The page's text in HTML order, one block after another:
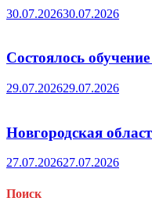
30.07.202630.07.2026
Состоялось
29.07.202629.07.2026
Новгородская
27.07.202627.07.2026
Поиск